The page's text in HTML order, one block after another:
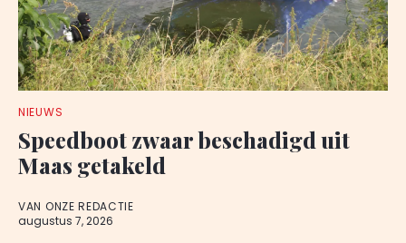
NIEUWS
Speedboot zwaar beschadigd uit
Maas getakeld
VAN ONZE REDACTIE
augustus 7, 2026